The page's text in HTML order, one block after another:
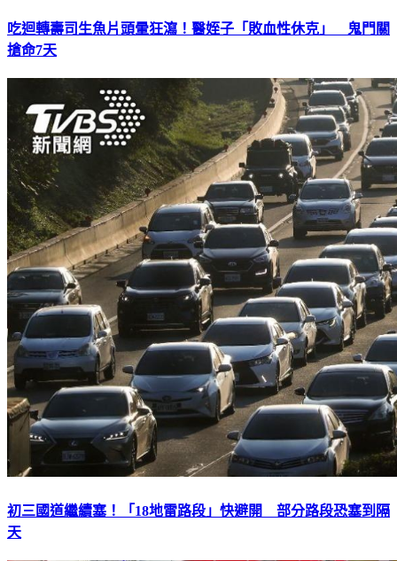
吃迴轉壽司生魚片頭暈狂瀉！醫姪子「敗血性休克」 鬼門關
搶命7天
初三國道繼續塞！「18地雷路段」快避開 部分路段恐塞到隔
天